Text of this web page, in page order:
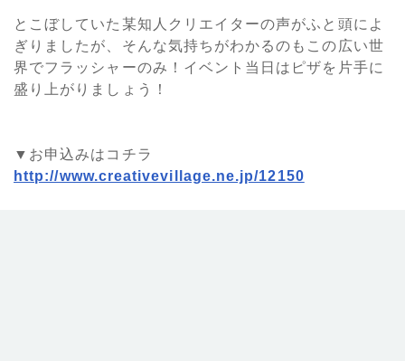
とこぼしていた某知人クリエイターの声がふと頭によ
ぎりましたが、そんな気持ちがわかるのもこの広い世
界でフラッシャーのみ！イベント当日はピザを片手に
盛り上がりましょう！
▼お申込みはコチラ
http://www.creativevillage.ne.jp/12150